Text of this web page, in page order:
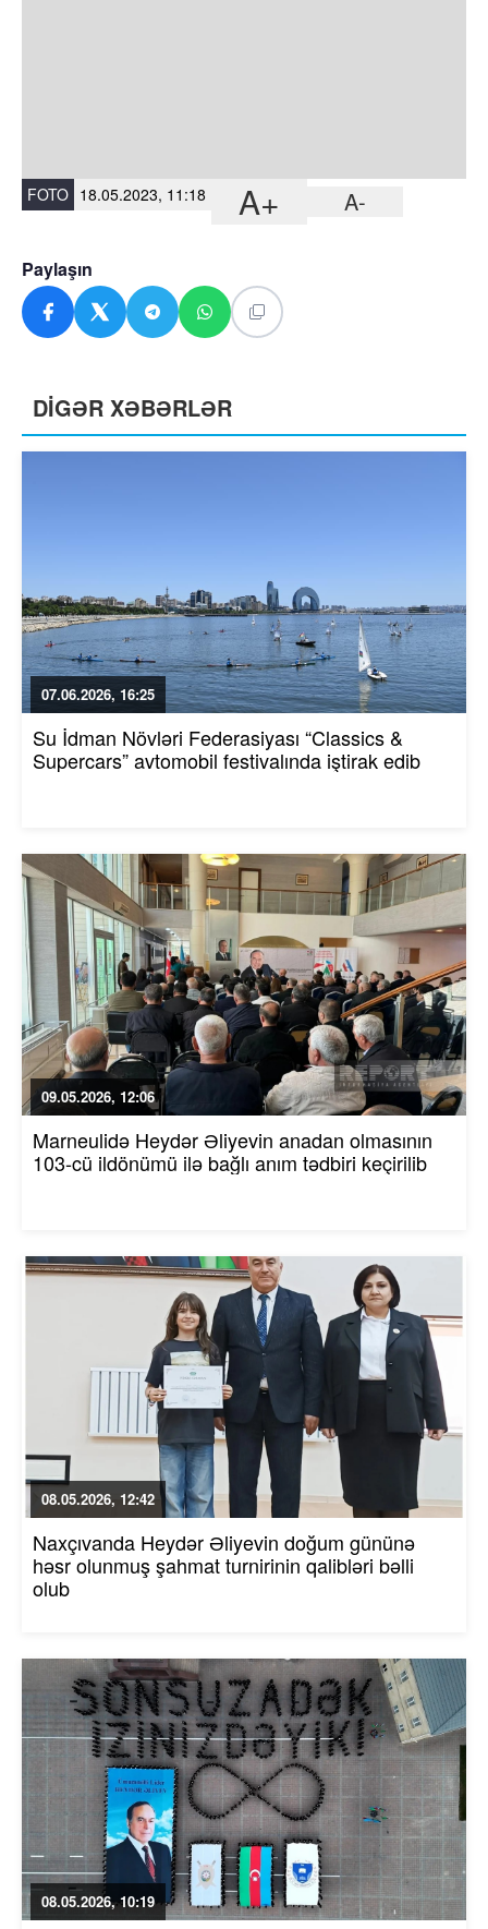
FOTO 18.05.2023, 11:18 A+ A-
Paylaşın
DİGƏR XƏBƏRLƏR
07.06.2026, 16:25
Su İdman Növləri Federasiyası “Classics &
Supercars” avtomobil festivalında iştirak edib
09.05.2026, 12:06
Marneulidə Heydər Əliyevin anadan olmasının
103-cü ildönümü ilə bağlı anım tədbiri keçirilib
08.05.2026, 12:42
Naxçıvanda Heydər Əliyevin doğum gününə
həsr olunmuş şahmat turnirinin qalibləri bəlli
olub
08.05.2026, 10:19